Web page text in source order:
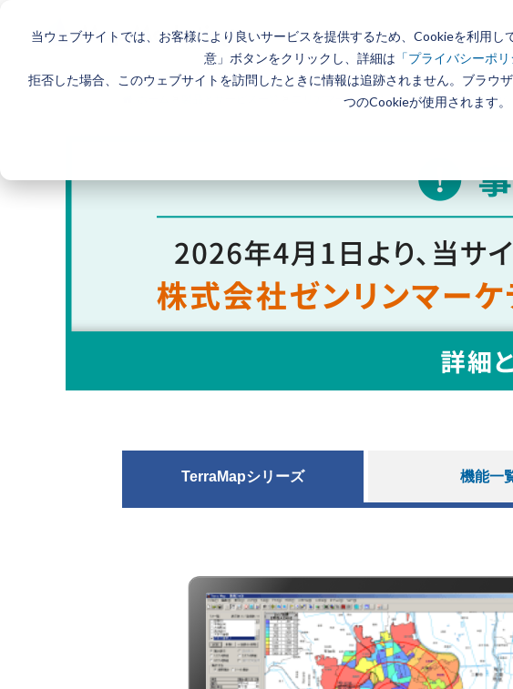
当ウェブサイトでは、お客様により良いサービスを提供するため、Cookieを利用
意」ボタンをクリックし、詳細は 「プライバシーポリ
拒否した場合、このウェブサイトを訪問したときに情報は追跡されません。ブラウ
つのCookieが使用されます。
初めての方
エリアマーケティングGISソフト TerraMapシ
TerraMapシリーズ 機能一